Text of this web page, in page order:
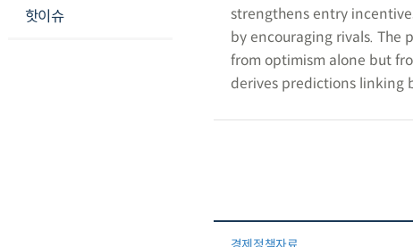
핫이슈
strengthens entry
by encouraging rivals. The
from optimism alone but
derives predictions linking